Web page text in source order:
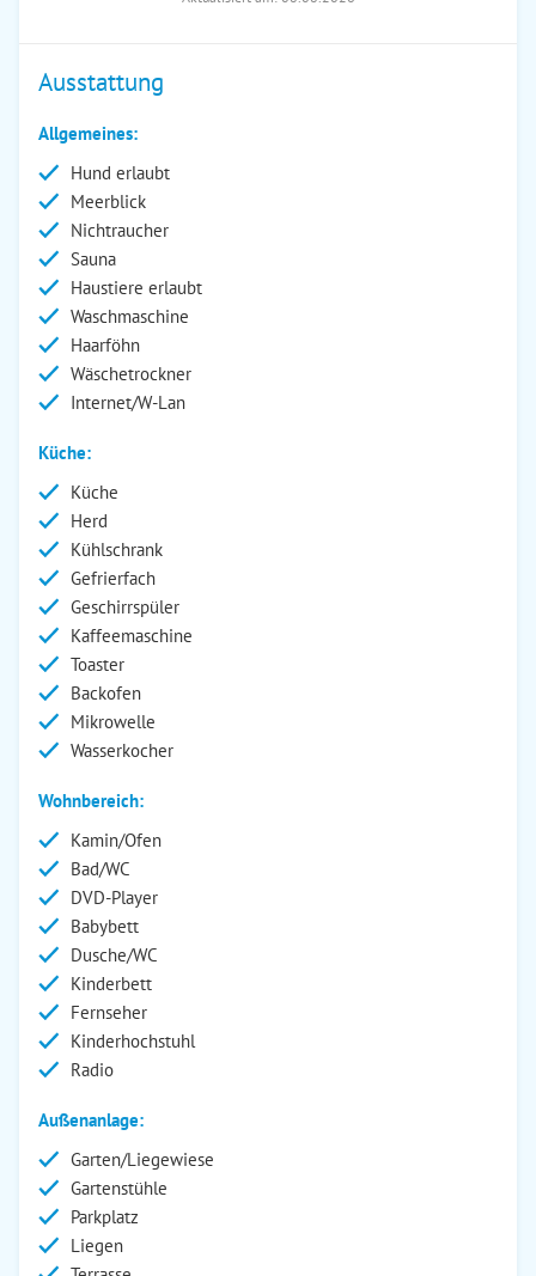
Ausstattung
Allgemeines:
Hund erlaubt
Meerblick
Nichtraucher
Sauna
Haustiere erlaubt
Waschmaschine
Haarföhn
Wäschetrockner
Internet/W-Lan
Küche:
Küche
Herd
Kühlschrank
Gefrierfach
Geschirrspüler
Kaffeemaschine
Toaster
Backofen
Mikrowelle
Wasserkocher
Wohnbereich:
Kamin/Ofen
Bad/WC
DVD-Player
Babybett
Dusche/WC
Kinderbett
Fernseher
Kinderhochstuhl
Radio
Außenanlage:
Garten/Liegewiese
Gartenstühle
Parkplatz
Liegen